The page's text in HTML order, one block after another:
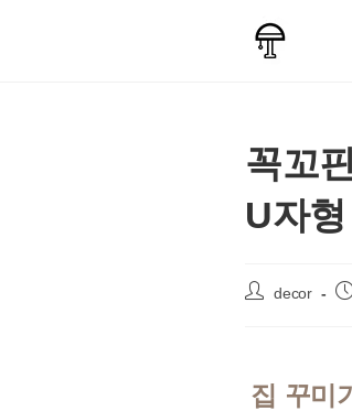
꼭꼬
U자
Postdecor
집 꾸미